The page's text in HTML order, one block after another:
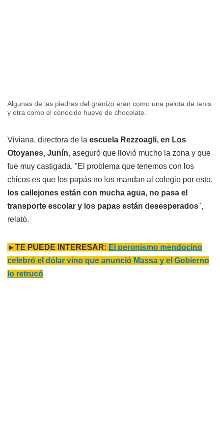
Algunas de las piedras del granizo eran como una pelota de tenis
y otra como el conocido huevo de chocolate.
Viviana, directora de la escuela Rezzoagli, en Los
Otoyanes, Junín, aseguró que llovió mucho la zona y que
fue muy castigada. "El problema que tenemos con los
chicos es que los papás no los mandan al colegio por esto,
los callejones están con mucha agua, no pasa el
transporte escolar y los papas están desesperados",
relató.
►TE PUEDE INTERESAR: El peronismo mendocino
celebró el dólar vino que anunció Massa y el Gobierno
lo retrucó